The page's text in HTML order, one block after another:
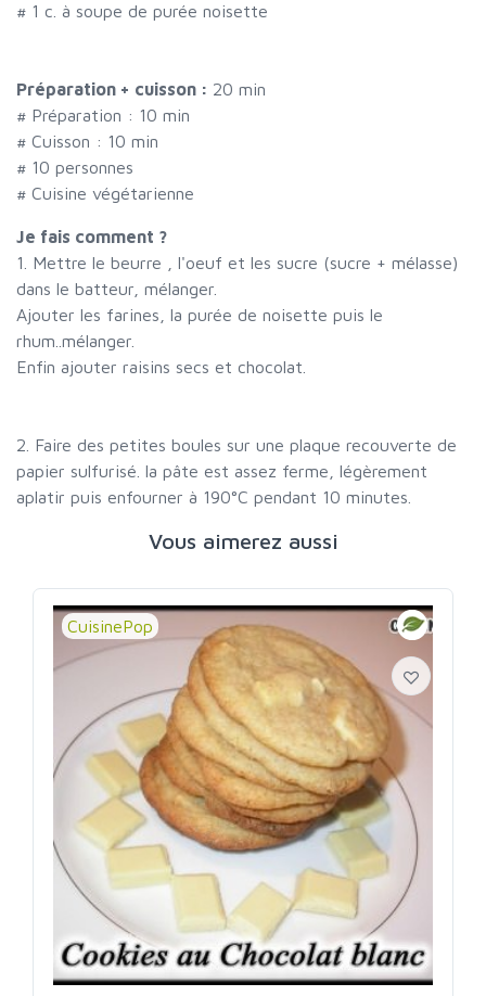
# 1 c. à soupe de purée noisette
Préparation + cuisson : 20 min
# Préparation : 10 min
# Cuisson : 10 min
# 10 personnes
# Cuisine végétarienne
Je fais comment ?
1. Mettre le beurre , l'oeuf et les sucre (sucre + mélasse)
dans le batteur, mélanger.
Ajouter les farines, la purée de noisette puis le
rhum..mélanger.
Enfin ajouter raisins secs et chocolat.
2. Faire des petites boules sur une plaque recouverte de
papier sulfurisé. la pâte est assez ferme, légèrement
aplatir puis enfourner à 190°C pendant 10 minutes.
Vous aimerez aussi
CuisinePop